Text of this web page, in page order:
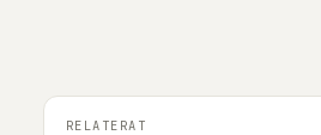
RELATERAT